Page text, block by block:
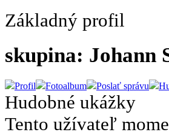
Základný profil
skupina: Johann
Profil Fotoalbum Poslať správu
Hudobné ukážky
Tento užívateľ